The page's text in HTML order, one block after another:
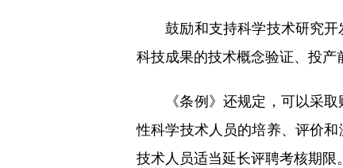
鼓励和支持科学技术研究开
科技成果的技术概念验证、投产
《条例》还规定，可以采取
性科学技术人员的培养、评价
技术人员适当延长评聘考核期限。